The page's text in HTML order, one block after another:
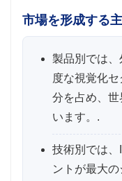
市場を形成する
製品別では
度な視覚化
分を占め、世
います。.
技術別では、
ントが最大